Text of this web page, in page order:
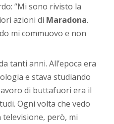
“Mi sono rivisto la
azioni di Maradona.
mi commuovo e non
tanti anni. All’epoca era
e stava studiando
di buttafuori era il
Ogni volta che vedo
televisione, però, mi